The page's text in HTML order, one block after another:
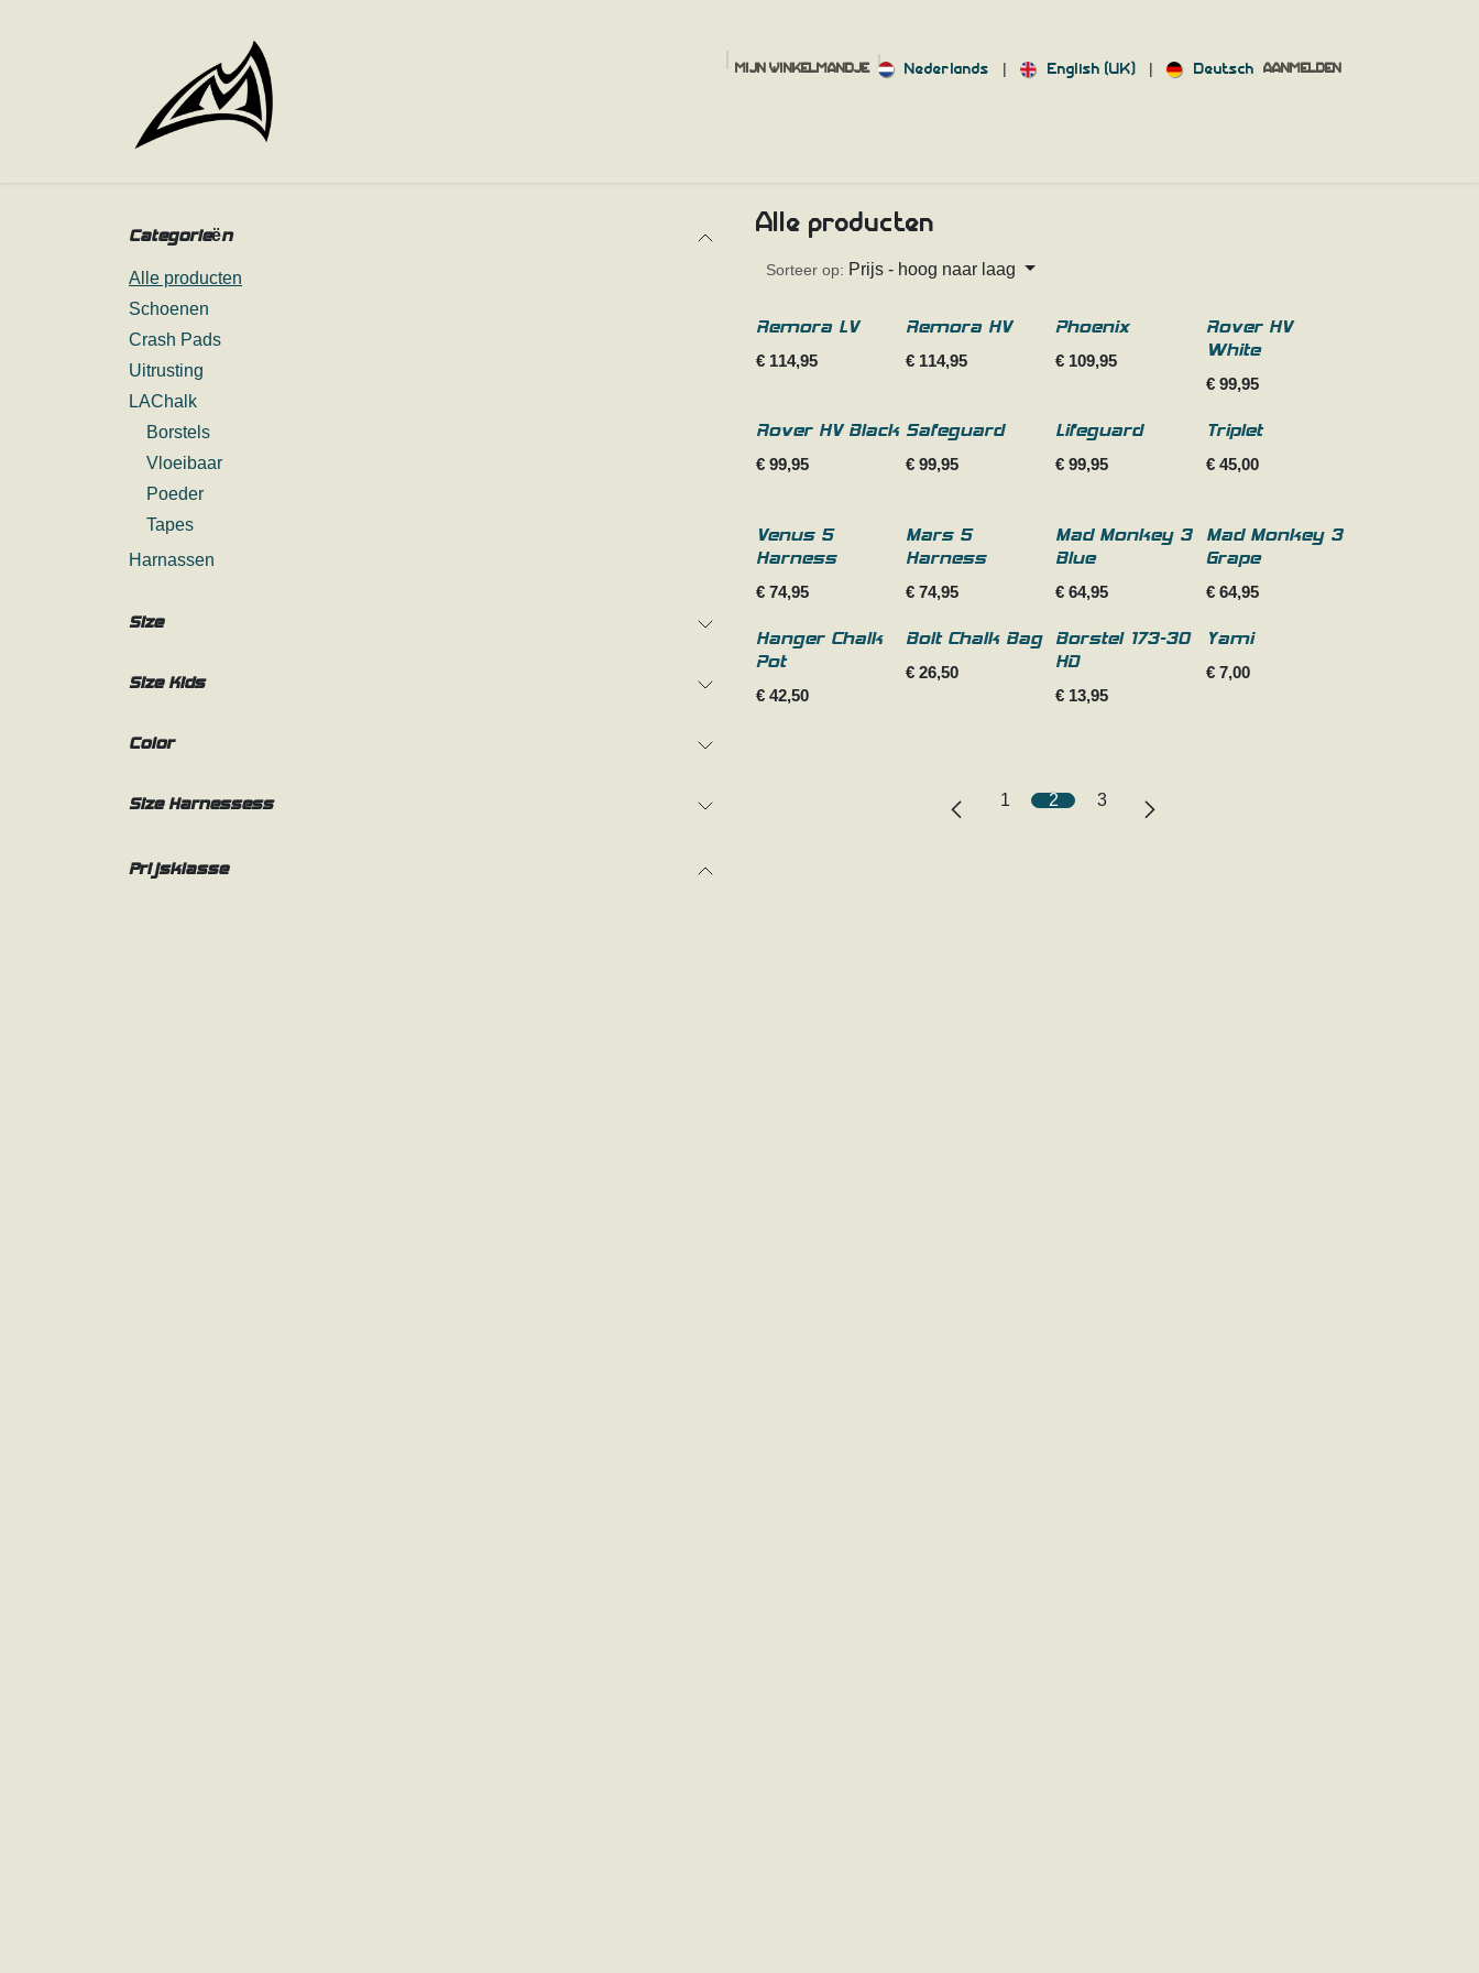
MIJN WINKELMANDJE Nederlands | English (UK) | Deutsch AANMELDEN
Categorieën
Alle producten
Schoenen
Crash Pads
Uitrusting
LAChalk
Borstels
Vloeibaar
Poeder
Tapes
Harnassen
Size
Size Kids
Color
Size Harnessess
Prijsklasse
Alle producten
Sorteer op: Prijs - hoog naar laag
Remora LV
€ 114,95
Remora HV
€ 114,95
Phoenix
€ 109,95
Rover HV
White
€ 99,95
Rover HV Black
€ 99,95
Safeguard
€99,95
Lifeguard
€99,95
Nieuw!
Triplet
€ 45,00
Venus 5
Harness
€ 74,95
Mars 5
Harness
€74,95
Mad Monkey 3
Blue
€64,95
Mad Monkey 3
Grape
€ 64,95
Hanger Chalk
Pot
€ 42,50
Bolt Chalk Bag
€26,50
Borstel 173-30
HD
€ 13,95
Nieuw!
Yami
€ 7,00
1 2 3